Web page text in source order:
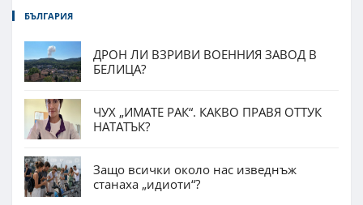
БЪЛГАРИЯ
ДРОН ЛИ ВЗРИВИ ВОЕННИЯ ЗАВОД В
БЕЛИЦА?
ЧУХ „ИМАТЕ РАК“. КАКВО ПРАВЯ ОТТУК
НАТАТЪК?
Защо всички около нас изведнъж
станаха „идиоти“?